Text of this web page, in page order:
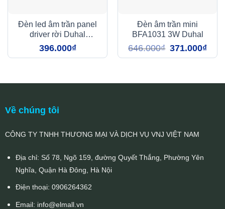
Đèn led âm trần panel
driver rời Duhal
DGT005A
396.000₫
Đèn âm trần mini
BFA1031 3W Duhal
646.000₫ Giá
gốc
là:
371.000₫Giá
tại
Về chúng tôi
CÔNG TY TNHH THƯƠNG MẠI VÀ DỊCH VỤ VNJ VIỆT NAM
Địa chỉ: Số 78, Ngõ 159, đường Quyết Thắng, Phường Yên
Nghĩa, Quận Hà Đông, Hà Nội
Điện thoại: 0906264362
Email: info@elmall.vn